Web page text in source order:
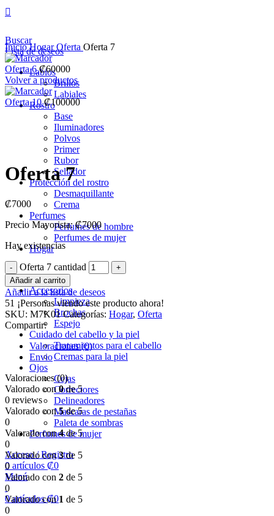
Buscar
Lista de deseos
Labios
Brillos
Labiales
Rostro
Base
Iluminadores
Polvos
Primer
Rubor
Sellador
Protección del rostro
Desmaquillante
Crema
Perfumes
Perfumes de hombre
Perfumes de mujer
Hogar
Accesorios
Limpieza
Brochas
Espejo
Cuidado del cabello y la piel
Tratamientos para el cabello
Cremas para la piel
Ojos
Cejas
Correctores
Delineadores
Mascaras de pestañas
Paleta de sombras
Perfumes de mujer
Acceso / Registro
0 artículos ₡0
Menú
0artículos ₡0
InicioHogarOferta Oferta 7
Oferta 6₡60000
Volver a productos
Oferta 10₡100000
Clic para ampliar
Oferta 7
₡7000
Precio Mayorista: ₡7000
Hay existencias
Oferta 7 cantidad
Añadir al carrito
Añadir a la lista de deseos
51 ¡Personas viendo este producto ahora!
SKU: M7K01Categorías: Hogar, Oferta
Compartir:
Valoraciones (0)
Envio
Valoraciones (0)
Valorado con0de 5
0 reviews
Valorado con5de 5
0
Valorado con4de 5
0
Valorado con3de 5
0
Valorado con 2 de 5
0
Valorado con1 de 5
0